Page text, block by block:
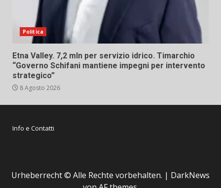
Politica
Etna Valley. 7,2 mln per servizio idrico. Timarchio
“Governo Schifani mantiene impegni per intervento
strategico”
8 Agosto 2026
Info e Contatti
Urheberrecht © Alle Rechte vorbehalten. | DarkNews